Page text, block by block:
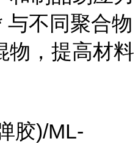
与不同聚合物
物，提高材料
胶)/ML-